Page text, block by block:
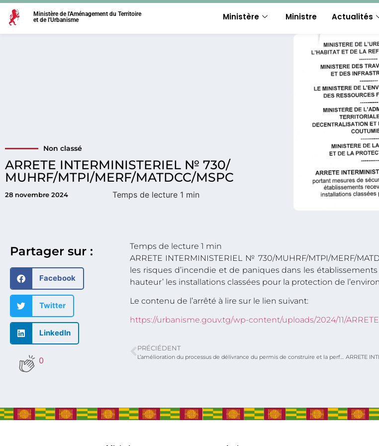
Ministère de l'Aménagement du Territoire
et de l'Urbanisme
Ministère Ministre Actualités
Non classé
ARRETE INTERMINISTERIEL № 730/
MUHRF/MTPI/MERF/MATDCC/MSPC
28 novembre 2024
Partager sur :
Facebook
Twitter
LinkedIn
0
ARRETE INTERMINISTERIEL № 730/MUHRF/MTPI/MERF/
les risques d’incendie et de paniques dans les
hauteur’ les installations classées pour la protection de
Le contenu de l’arrêté à lire sur le lien suivant:
https://urbanisme.gouv.tg/wp-content/uploads/2024/11/
PRÉCIÉDENT
L’amélioration du processus de délivrance du permis de construire et la performance de la commission d’inspection des travaux de construction CITC au cœur d’une séance de travail à Lomé